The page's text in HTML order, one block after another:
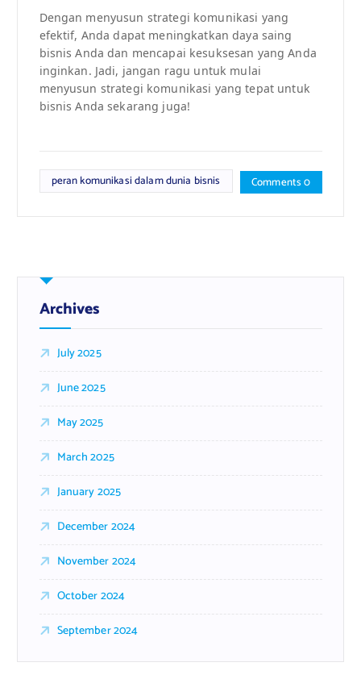
Dengan menyusun strategi komunikasi yang
efektif, Anda dapat meningkatkan daya saing
bisnis Anda dan mencapai kesuksesan yang Anda
inginkan. Jadi, jangan ragu untuk mulai
menyusun strategi komunikasi yang tepat untuk
bisnis Anda sekarang juga!
peran komunikasi dalam dunia bisnis Comments 0
Archives
July 2025
June 2025
May 2025
March 2025
January 2025
December 2024
November 2024
October 2024
September 2024